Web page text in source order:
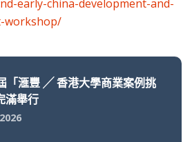
early-china-development-and-
workshop/
「滙豐 ╱ 香港大學商業案例挑
滿舉行